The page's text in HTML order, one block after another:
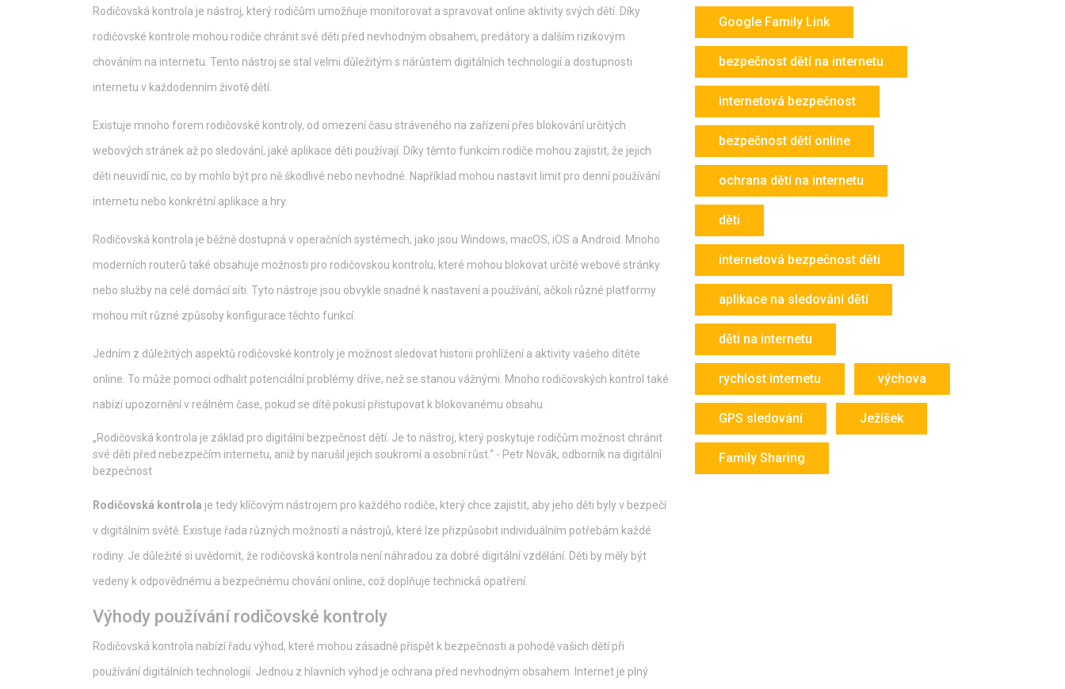
Rodičovská kontrola je nástroj, který rodičům umožňuje monitorovat a spravovat online aktivity svých dětí. Díky
rodičovské kontrole mohou rodiče chránit své děti před nevhodným obsahem, predátory a dalším rizikovým
chováním na internetu. Tento nástroj se stal velmi důležitým s nárůstem digitálních technologií a dostupnosti
internetu v každodenním životě dětí.
Existuje mnoho forem rodičovské kontroly, od omezení času stráveného na zařízení přes blokování určitých
webových stránek až po sledování, jaké aplikace děti používají. Díky těmto funkcím rodiče mohou zajistit, že jejich
děti neuvidí nic, co by mohlo být pro ně škodlivé nebo nevhodné. Například mohou nastavit limit pro denní používání
internetu nebo konkrétní aplikace a hry.
Rodičovská kontrola je běžně dostupná v operačních systémech, jako jsou Windows, macOS, iOS a Android. Mnoho
moderních routerů také obsahuje možnosti pro rodičovskou kontrolu, které mohou blokovat určité webové stránky
nebo služby na celé domácí síti. Tyto nástroje jsou obvykle snadné k nastavení a používání, ačkoli různé platformy
mohou mít různé způsoby konfigurace těchto funkcí.
Jedním z důležitých aspektů rodičovské kontroly je možnost sledovat historii prohlížení a aktivity vašeho dítěte
online. To může pomoci odhalit potenciální problémy dříve, než se stanou vážnými. Mnoho rodičovských kontrol také
nabízí upozornění v reálném čase, pokud se dítě pokusí přistupovat k blokovanému obsahu.
„Rodičovská kontrola je základ pro digitální bezpečnost dětí. Je to nástroj, který poskytuje rodičům možnost chránit
své děti před nebezpečím internetu, aniž by narušil jejich soukromí a osobní růst.“ - Petr Novák, odborník na digitální
bezpečnost
Rodičovská kontrola je tedy klíčovým nástrojem pro každého rodiče, který chce zajistit, aby jeho děti byly v bezpečí
v digitálním světě. Existuje řada různých možností a nástrojů, které lze přizpůsobit individuálním potřebám každé
rodiny. Je důležité si uvědomit, že rodičovská kontrola není náhradou za dobré digitální vzdělání. Děti by měly být
vedeny k odpovědnému a bezpečnému chování online, což doplňuje technická opatření.
Výhody používání rodičovské kontroly
Rodičovská kontrola nabízí řadu výhod, které mohou zásadně přispět k bezpečnosti a pohodě vašich dětí při
používání digitálních technologií. Jednou z hlavních výhod je ochrana před nevhodným obsahem. Internet je plný
Google Family Link
bezpečnost dětí na internetu
internetová bezpečnost
bezpečnost dětí online
ochrana dětí na internetu
děti
internetová bezpečnost dětí
aplikace na sledování dětí
děti na internetu
rychlost internetu výchova
GPS sledování Ježíšek
Family Sharing